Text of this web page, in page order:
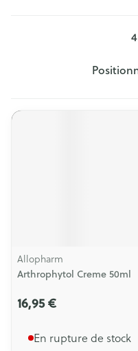
4
Trier par:
Allopharm
Arthrophytol Creme 50ml
16,95 €
En rupture de stock